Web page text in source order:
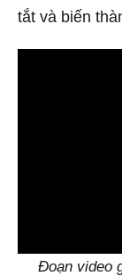
tắt và biến
Đoạn video